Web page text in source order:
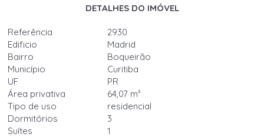
DETALHES DO IMÓVEL
Referência
2930
Edificio
Madrid
Bairro
Boqueirão
Município
Curitiba
UF
PR
Área privativa
64,07 m²
Tipo de uso
residencial
Dormitórios
3
Suítes
1